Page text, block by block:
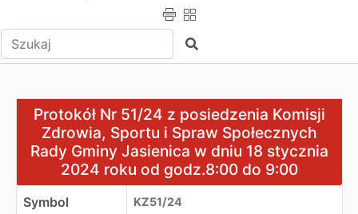
Wpisz tekst do wyszukania Szukaj
Protokół Nr 51/24 z posiedzenia Komisji Zdrowia,
Protokół Nr 51/24 z posiedzenia Komisji
Zdrowia, Sportu i Spraw Społecznych
Rady Gminy Jasienica w dniu 18 stycznia
2024 roku od godz.8:00 do 9:00
Symbol KZ51/24